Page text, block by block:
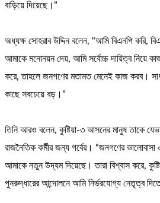
বাড়িয়ে দিয়েছে।”
অধ্যক্ষ সোহরাব উদ্দিন বলেন, “আমি বিএনপি করি,
আমাকে মনোনয়ন দেয়, আমি সর্বোচ্চ দায়িত্ব নিয়ে
করে, তাহলে জনগণের মতামত মেনেই কাজ করব।
কাছে সবচেয়ে বড়।”
তিনি আরও বলেন, কুষ্টিয়া-৩ আসনের মানুষ তাকে
রাজনৈতিক কর্মীর জন্য গর্বের। “জনগণের
আমাকে নতুন উদ্যম দিয়েছে। তারা বিশ্বাস করে,
পুনরুদ্ধারের আন্দোলনে আমি নির্ভরযোগ্য নেতৃত্ব